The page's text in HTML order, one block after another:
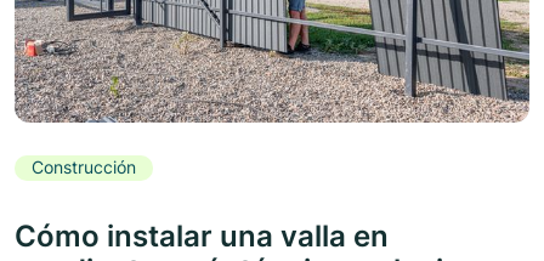
Construcción
Cómo instalar una valla en